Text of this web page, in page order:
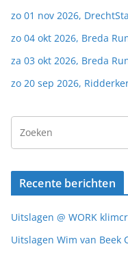
zo 01 nov 2026,
zo 04 okt 2026, Breda
za 03 okt 2026, Breda
zo 20 sep 2026,
Recente berichten
Uitslagen @ WORK
Uitslagen Wim van Beek